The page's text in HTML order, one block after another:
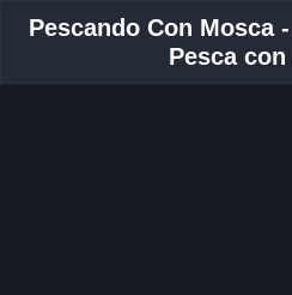
Pescando Con Mosca
Pesca